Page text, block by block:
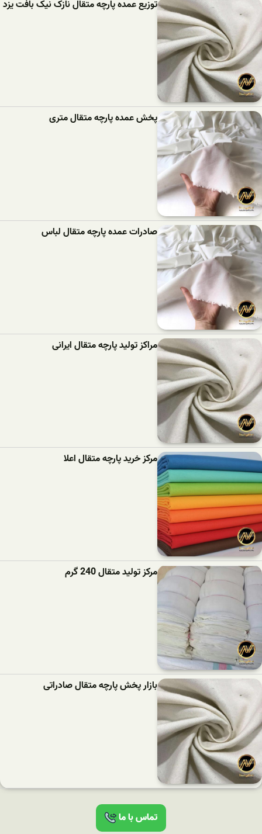
توزیع عمده پارچه متقال نازک نیک بافت یزد
پخش عمده پارچه متقال متری
صادرات عمده پارچه متقال لباس
مراکز تولید پارچه متقال ایرانی
مرکز خرید پارچه متقال اعلا
مرکز تولید متقال 240 گرم
بازار پخش پارچه متقال صادراتی
تماس با ما